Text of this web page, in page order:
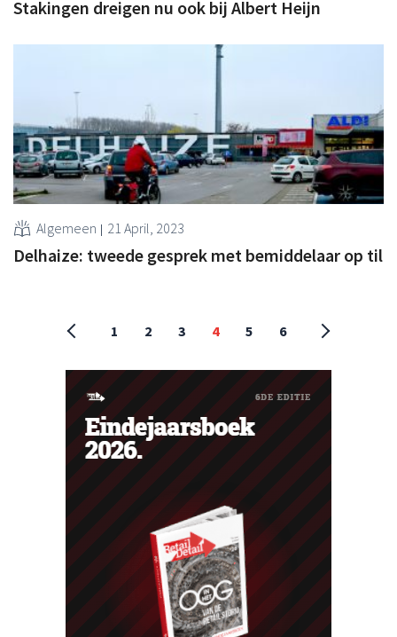
Stakingen dreigen nu ook bij Albert Heijn
Algemeen 21 April, 2023
Delhaize: tweede gesprek met bemiddelaar op til
1 2 3 4 5 6